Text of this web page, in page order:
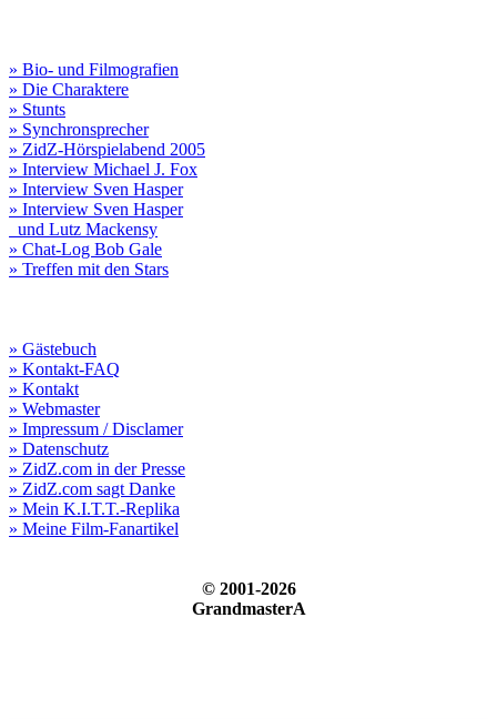
» Bio- und Filmografien
» Die Charaktere
» Stunts
» Synchronsprecher
» ZidZ-Hörspielabend 2005
» Interview Michael J. Fox
» Interview Sven Hasper
» Interview Sven Hasper
und Lutz Mackensy
» Chat-Log Bob Gale
» Treffen mit den Stars
» Gästebuch
» Kontakt-FAQ
» Kontakt
» Webmaster
» Impressum / Disclamer
» Datenschutz
» ZidZ.com in der Presse
» ZidZ.com sagt Danke
» Mein K.I.T.T.-Replika
» Meine Film-Fanartikel
© 2001-2026
GrandmasterA